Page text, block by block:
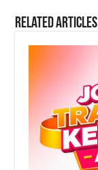
o
o
k
p
p
Related Articles